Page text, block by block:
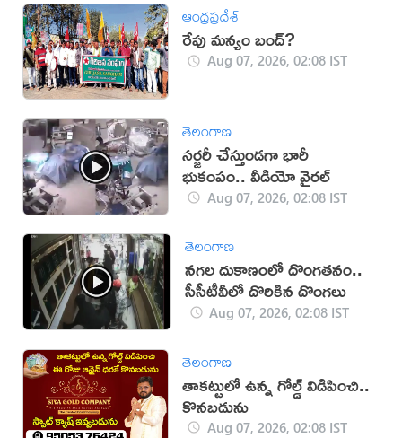
ఆంధ్రప్రదేశ్
రేపు మన్యం బంద్‌?
Aug 07, 2026, 02:08 IST
తెలంగాణ
సర్జరీ చేస్తుండగా భారీ
భుకంపం.. వీడియో వైరల్
Aug 07, 2026, 02:08 IST
తెలంగాణ
నగల దుకాణంలో దొంగతనం..
సీసీటీవీలో దొరికిన దొంగలు
Aug 07, 2026, 02:08 IST
తెలంగాణ
తాకట్టులో ఉన్న గోల్డ్ విడిపించి..
కొనబడును
Aug 07, 2026, 02:08 IST